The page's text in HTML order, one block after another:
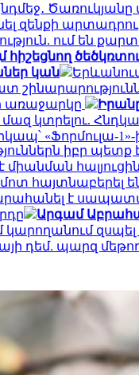
զենքի
ում են
կան
Երևանում
առաջարկը
կտրելու.
«Ֆորմուլա-
իբր պետք
հայտնաբերել
է
Արգամ
կարողանում
դեմ. պարզ